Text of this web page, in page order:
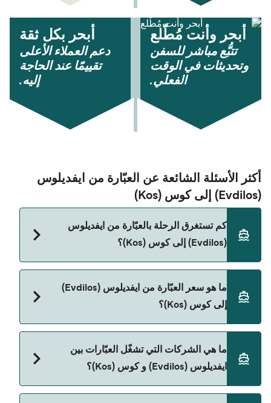
أبحر وأنت مُطّلع
تتبُّع مباشر للسفن
وتحديثات في الوقت
الفعلي.
أبحر بكل ثقة
دعم العملاء الأعلى
تقييمًا عند الحاجة
إليه.
أكثر الأسئلة الشائعة عن العبّارة من ايفديلوس
(Evdilos) إلى كوس (Kos)
كم تستغرق الرحلة بالعبّارة من ايفديلوس
(Evdilos) إلى كوس (Kos)؟
(Kos) تقريباً 5 ساعات 35 دقائق. مدة الإبحار ممكن تختلف
حسب الموسم والشركة، لذلك ننصحك بمراجعة الأوقات
المباشرة باستخدام Direct Ferries Deal Finder.
ما هو سعر العبّارة من ايفديلوس (Evdilos)
إلى كوس (Kos)؟
ما هي الشركات التي تشغّل العبّارات بين
ايفديلوس (Evdilos) و كوس (Kos)؟